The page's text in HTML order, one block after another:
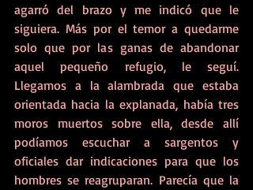
agarró del brazo y me indicó que le
siguiera. Más por el temor a quedarme
solo que por las ganas de abandonar
aquel pequeño refugio, le seguí.
Llegamos a la alambrada que estaba
orientada hacia la explanada, había tres
moros muertos sobre ella, desde allí
podíamos escuchar a sargentos y
oficiales dar indicaciones para que los
hombres se reagruparan. Parecía que la